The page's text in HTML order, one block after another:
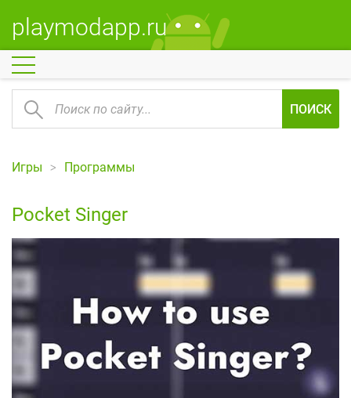
playmodapp.ru
ПОИСК
Игры Программы
Pocket Singer